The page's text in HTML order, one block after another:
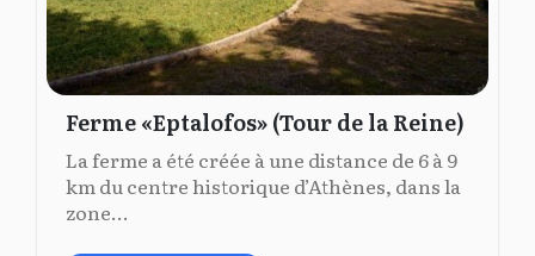
Ferme «Eptalofos» (Tour de la Reine)
La ferme a été créée à une distance de 6 à 9
km du centre historique d’Athènes, dans la
zone...